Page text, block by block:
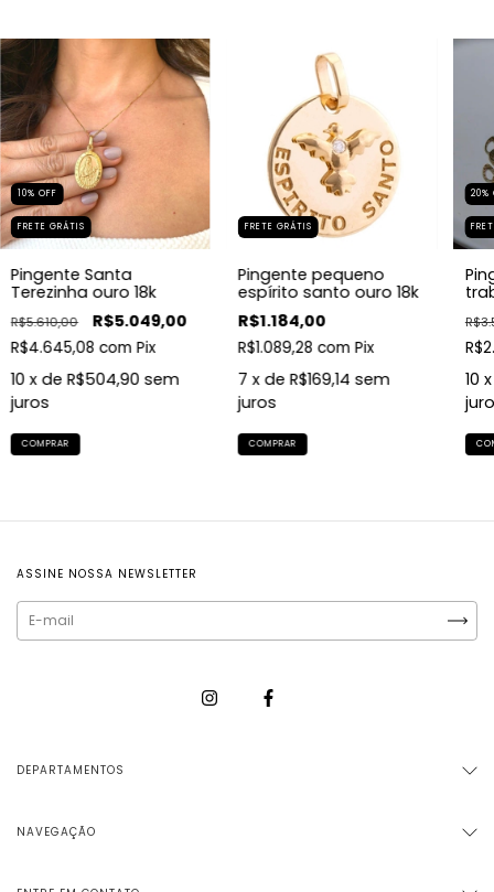
10% OFF
FRETE GRÁTIS
Pingente Santa
Terezinha ouro 18k
R$5.610,00 R$5.049,00
R$4.645,08 com Pix
10 x de R$504,90 sem
juros
FRETE GRÁTIS
Pingente pequeno
espírito santo ouro 18k
R$1.184,00
R$1.089,28 com Pix
7 x de R$169,14 sem
juros
20%
10
ASSINE NOSSA NEWSLETTER
DEPARTAMENTOS
NAVEGAÇÃO